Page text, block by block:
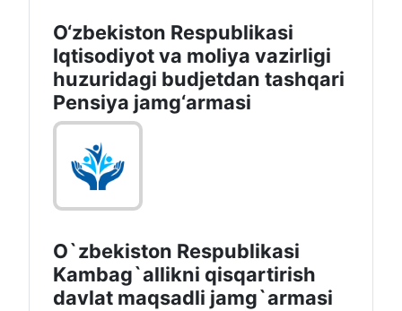
O‘zbekiston Respublikasi
Iqtisodiyot va moliya vazirligi
huzuridagi budjetdan tashqari
Pensiya jamg‘armasi
O`zbekiston Respublikasi
Kambag`allikni qisqartirish
davlat maqsadli jamg`armasi